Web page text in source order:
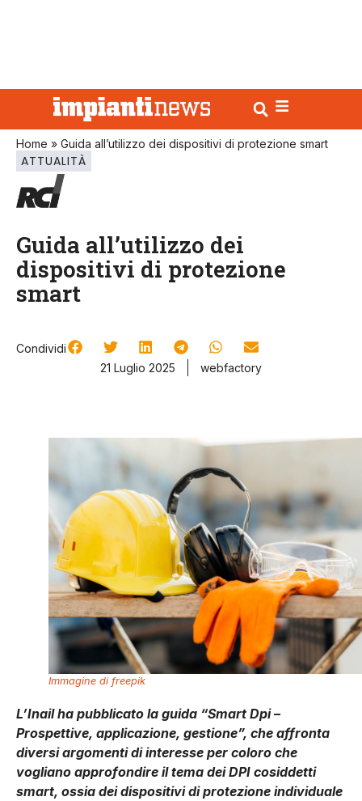
Home » Guida all’utilizzo dei dispositivi di protezione smart
ATTUALITÀ
Guida all’utilizzo dei
dispositivi di protezione
smart
Condividi
21 Luglio 2025
webfactory
Immagine di freepik
L’Inail ha pubblicato la guida “Smart Dpi –
Prospettive, applicazione, gestione”, che affronta
diversi argomenti di interesse per coloro che
vogliano approfondire il tema dei DPI cosiddetti
smart, ossia dei dispositivi di protezione individuale